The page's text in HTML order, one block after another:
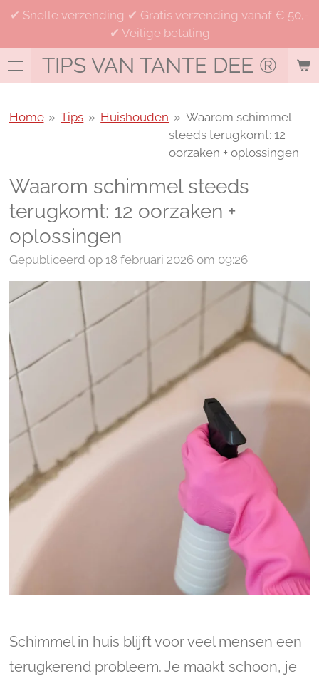
Ga
naar
de
hoofdinhoud
TIPS VAN TANTE DEE ®
✔ Snelle verzending ✔ Gratis verzending vanaf € 50,-
✔ Veilige betaling
Home » Tips » Huishouden » Waarom schimmel
steeds terugkomt: 12
oorzaken + oplossingen
Waarom schimmel steeds
terugkomt: 12 oorzaken +
oplossingen
Gepubliceerd op 18 februari 2026 om 09:26
Schimmel in huis blijft voor veel mensen een
terugkerend probleem. Je maakt schoon, je